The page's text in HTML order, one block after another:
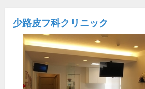
少路皮フ科クリニック